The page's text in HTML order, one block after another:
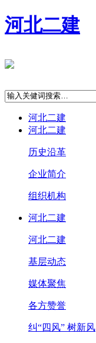
河北二建
河北二建
河北二建
历史沿革
企业简介
组织机构
河北二建
河北二建
基层动态
媒体聚焦
各方赞誉
纠“四风” 树新风